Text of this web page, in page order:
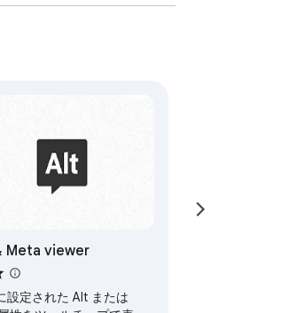
Meta viewer
設定された Alt または